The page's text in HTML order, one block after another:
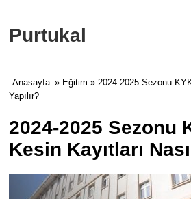
Purtukal
Anasayfa » Eğitim » 2024-2025 Sezonu
Yapılır?
2024-2025 Sezonu
Kesin Kayıtları